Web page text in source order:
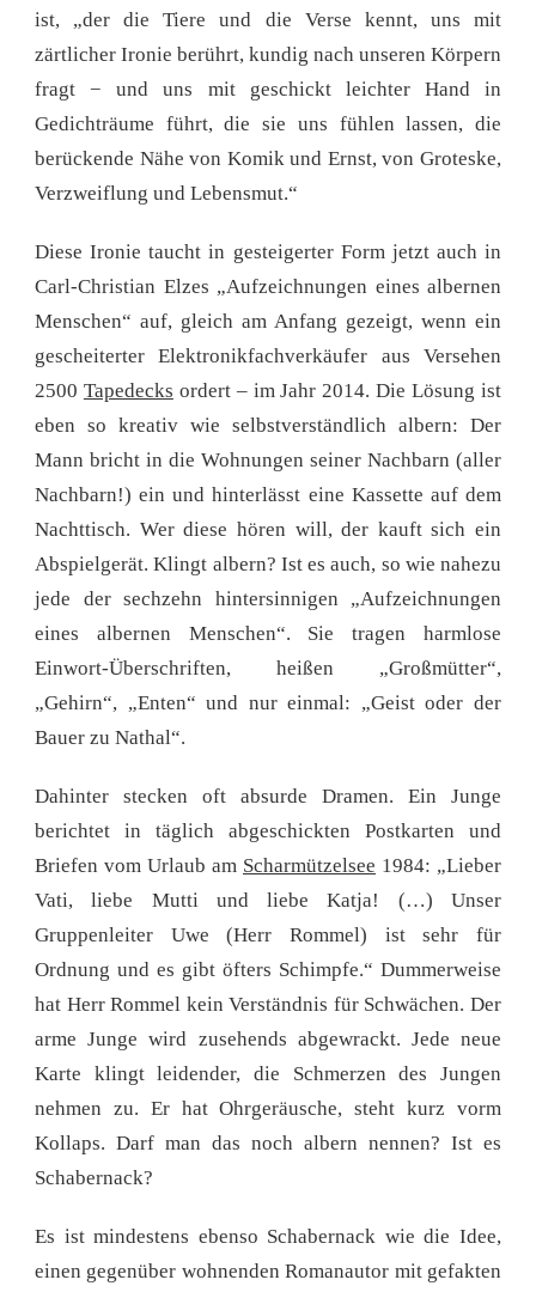
ist, „der die Tiere und die Verse kennt, uns mit
zärtlicher Ironie berührt, kundig nach unseren Körpern
fragt − und uns mit geschickt leichter Hand in
Gedichträume führt, die sie uns fühlen lassen, die
berückende Nähe von Komik und Ernst, von Groteske,
Verzweiflung und Lebensmut.“
Diese Ironie taucht in gesteigerter Form jetzt auch in
Carl-Christian Elzes „Aufzeichnungen eines albernen
Menschen“ auf, gleich am Anfang gezeigt, wenn ein
gescheiterter Elektronikfachverkäufer aus Versehen
2500 Tapedecks ordert – im Jahr 2014. Die Lösung ist
eben so kreativ wie selbstverständlich albern: Der
Mann bricht in die Wohnungen seiner Nachbarn (aller
Nachbarn!) ein und hinterlässt eine Kassette auf dem
Nachttisch. Wer diese hören will, der kauft sich ein
Abspielgerät. Klingt albern? Ist es auch, so wie nahezu
jede der sechzehn hintersinnigen „Aufzeichnungen
eines albernen Menschen“. Sie tragen harmlose
Einwort-Überschriften, heißen „Großmütter“,
„Gehirn“, „Enten“ und nur einmal: „Geist oder der
Bauer zu Nathal“.
Dahinter stecken oft absurde Dramen. Ein Junge
berichtet in täglich abgeschickten Postkarten und
Briefen vom Urlaub am Scharmützelsee 1984: „Lieber
Vati, liebe Mutti und liebe Katja! (…) Unser
Gruppenleiter Uwe (Herr Rommel) ist sehr für
Ordnung und es gibt öfters Schimpfe.“ Dummerweise
hat Herr Rommel kein Verständnis für Schwächen. Der
arme Junge wird zusehends abgewrackt. Jede neue
Karte klingt leidender, die Schmerzen des Jungen
nehmen zu. Er hat Ohrgeräusche, steht kurz vorm
Kollaps. Darf man das noch albern nennen? Ist es
Schabernack?
Es ist mindestens ebenso Schabernack wie die Idee,
einen gegenüber wohnenden Romanautor mit gefakten